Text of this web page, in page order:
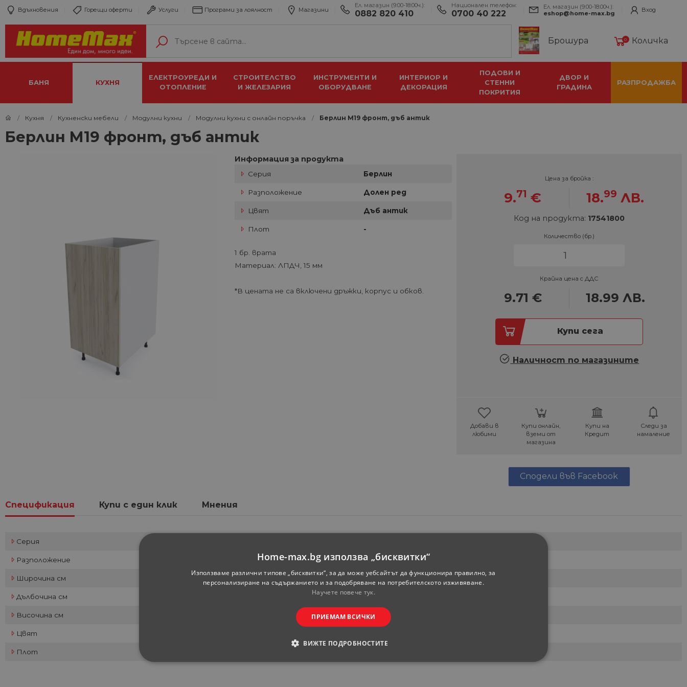
Вдъхновения Горещи оферти Услуги Програми за лоялност Магазини
Ел. магазин (9:00-18:00ч.):
0882 820 410
Национален телефон:
0700 40 222
Ел. магазин (9:00-18:00ч.):
eshop@home-max.bg
Вход
Брошура 0 Количка
БАНЯ КУХНЯ
ЕЛЕКТРОУРЕДИ И
ОТОПЛЕНИЕ
СТРОИТЕЛСТВО
И ЖЕЛЕЗАРИЯ
ИНСТРУМЕНТИ И
ОБОРУДВАНЕ
ИНТЕРИОР И
ДЕКОРАЦИЯ
ПОДОВИ И
СТЕННИ
ПОКРИТИЯ
ДВОР И
ГРАДИНА
РАЗПРОДАЖБА
Кухня Кухненски мебели Модулни кухни Модулни кухни с онлайн поръчка Берлин М19 фронт, дъб антик
Берлин М19 фронт, дъб антик
Информация за продукта
Серия Берлин
Разположение Долен ред
Цвят Дъб антик
Плот -
1 бр. врата
Материал: ЛПДЧ, 15 мм
*В цената не са включени дръжки, корпус и обков.
Цена за бройка :
9.71 € 18.99 ЛВ.
Код на продукта: 17541800
Количество (бр.)
Крайна цена с ДДС
9.71 € 18.99 ЛВ.
Купи сега
Наличност по магазините
Добави в
любими
Купи онлайн,
вземи от
магазина
Купи на
Кредит
Следи за
намаление
Сподели във Facebook
Спецификация Купи с един клик Мнения
Серия
Разположение Долен ред
Широчина см -
Дълбочина см
Височина см
Цвят
Плот
Home-max.bg използва „бисквитки“
Използваме различни типове „бисквитки“, за да може уебсайтът да функционира правилно, за
персонализиране на съдържанието и за подобряване на потребителското изживяване.
Научете повече тук.
ПРИЕМАМ ВСИЧКИ
ВИЖТЕ ПОДРОБНОСТИТЕ